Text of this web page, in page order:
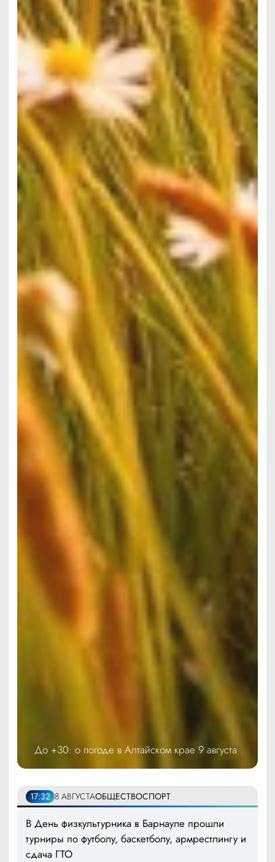
До +30: о погоде в Алтайском крае 9 августа
17:32 8 АВГУСТАОБЩЕСТВОСПОРТ
В День физкультурника в Барнауле прошли
турниры по футболу, баскетболу, армрестлингу и
сдача ГТО